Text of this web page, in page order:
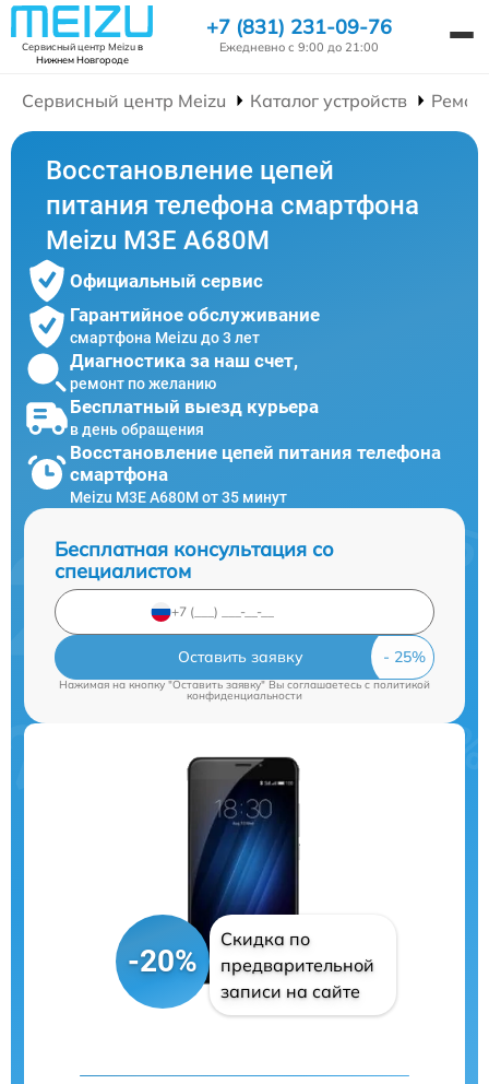
Сервисный центр Meizuв
Нижнем Новгороде
+7 (831) 231-09-76
Ежедневно с 9:00 до 21:00
Сервисный центр Meizu Каталог устройств
Восстановление цепей
питания телефона смартфона
Meizu M3E A680M
Официальный сервис
Гарантийное обслуживание
смартфона Meizu до 3 лет
Диагностика за наш счет,
ремонт по желанию
Бесплатный выезд курьера
в день обращения
Восстановление цепей питания телефона
смартфона
Meizu M3E A680M от 35 минут
Бесплатная консультация со
специалистом
Оставить заявку
Нажимая на кнопку "Оставить заявку" Вы соглашаетесь cполитикой
конфиденциальности
-20%
Скидка по
предварительной
записи на сайте